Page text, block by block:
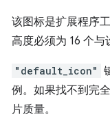
该图标是扩展程序
高度必须为 16 个与
"default_icon"
例。如果找不到完
片质量。